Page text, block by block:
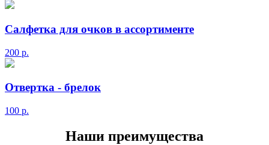
Салфетка для очков в ассортименте
200 р.
Отвертка - брелок
100 р.
Наши преимущества